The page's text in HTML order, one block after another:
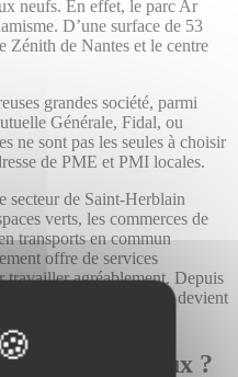
neufs. En effet, le parc Ar
D’une surface de 53
Zénith de Nantes et le centre
grandes société, parmi
Générale, Fidal, ou
ne sont pas les seules à choisir
de PME et PMI locales.
secteur de Saint-Herblain
verts, les commerces de
transports en commun
offre de services
travailler agréablement. Depuis
et se renforce. Elle devient
bureau.
ses bureaux ?